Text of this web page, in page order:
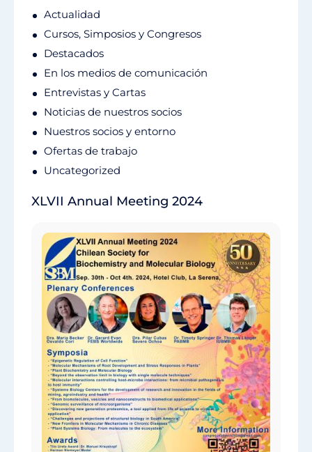
Actualidad
Cursos, Simposios y Congresos
Destacados
En los medios de comunicación
Entrevistas y Cartas
Noticias de nuestros socios
Nuestros socios y entorno
Ofertas de trabajo
Uncategorized
XLVII Annual Meeting 2024